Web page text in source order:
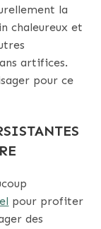
la
chaleureux et
artifices.
pour ce
pour profiter
des